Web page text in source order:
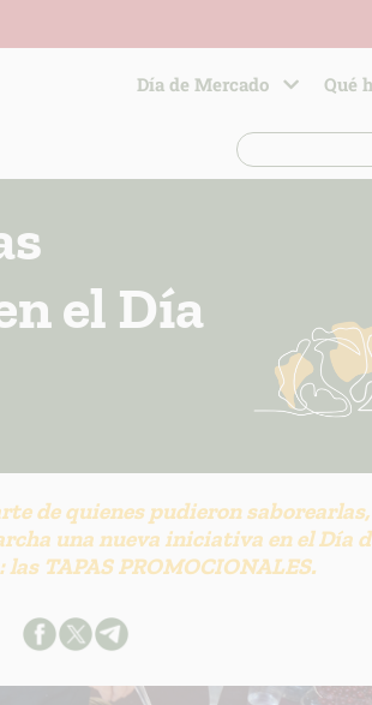
Día de Mercado Qué
el Día
de quienes pudieron saborearlas,
una nueva iniciativa en el Día
TAPAS PROMOCIONALES.